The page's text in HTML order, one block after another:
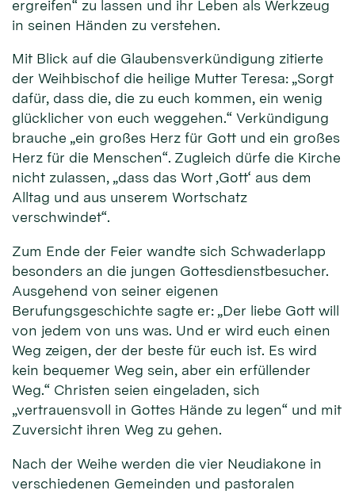
ergreifen“ zu lassen und ihr Leben als Werkzeug
in seinen Händen zu verstehen.
Mit Blick auf die Glaubensverkündigung zitierte
der Weihbischof die heilige Mutter Teresa: „Sorgt
dafür, dass die, die zu euch kommen, ein wenig
glücklicher von euch weggehen.“ Verkündigung
brauche „ein großes Herz für Gott und ein großes
Herz für die Menschen“. Zugleich dürfe die Kirche
nicht zulassen, „dass das Wort ‚Gott‘ aus dem
Alltag und aus unserem Wortschatz
verschwindet“.
Zum Ende der Feier wandte sich Schwaderlapp
besonders an die jungen Gottesdienstbesucher.
Ausgehend von seiner eigenen
Berufungsgeschichte sagte er: „Der liebe Gott will
von jedem von uns was. Und er wird euch einen
Weg zeigen, der der beste für euch ist. Es wird
kein bequemer Weg sein, aber ein erfüllender
Weg.“ Christen seien eingeladen, sich
„vertrauensvoll in Gottes Hände zu legen“ und mit
Zuversicht ihren Weg zu gehen.
Nach der Weihe werden die vier Neudiakone in
verschiedenen Gemeinden und pastoralen